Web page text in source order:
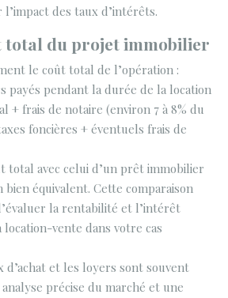
des taux d’intérêts.
total du projet immobilier
le coût total de l’opération :
payés pendant la durée de la location
+ frais de notaire (environ 7 à 8% du
foncières + éventuels frais de
total avec celui d’un prêt immobilier
bien équivalent. Cette comparaison
la rentabilité et l’intérêt
location-vente dans votre cas
d’achat et les loyers sont souvent
précise du marché et une